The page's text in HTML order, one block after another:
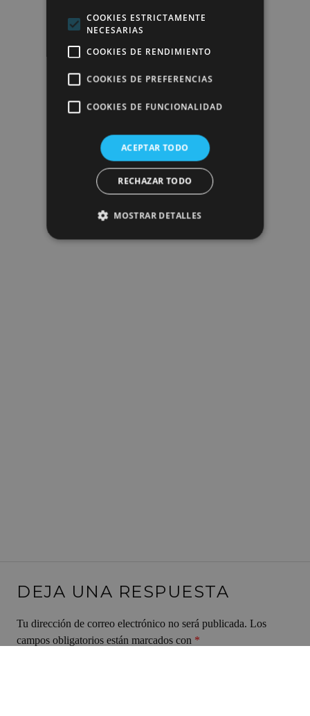
DEJA UNA RESPUESTA
Tu dirección de correo electrónico no será publicada. Los
campos obligatorios están marcados con *
COOKIES ESTRICTAMENTE
NECESARIAS
COOKIES DE RENDIMIENTO
COOKIES DE PREFERENCIAS
COOKIES DE FUNCIONALIDAD
ACEPTAR TODO
RECHAZAR TODO
MOSTRAR DETALLES